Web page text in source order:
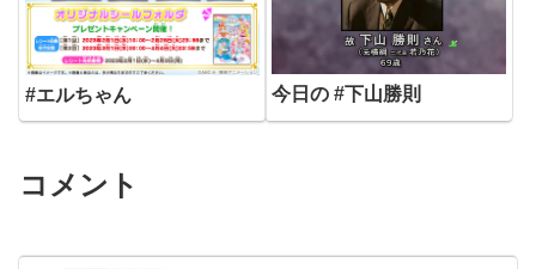
#エルちゃん 今日の #下山勝則
コメント